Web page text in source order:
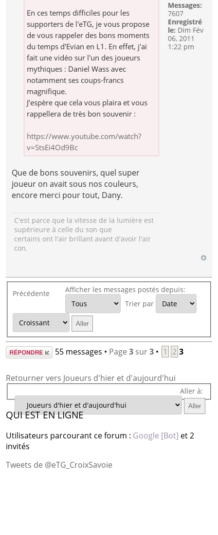
En ces temps difficiles pour les
supporters de l'eTG, je vous propose
de vous rappeler des bons moments
du temps d'Evian en L1. En effet, j'ai
fait une vidéo sur l'un des joueurs
mythiques : Daniel Wass avec
notamment ses coups-francs
magnifique.
J’espère que cela vous plaira et vous
rappellera de très bon souvenir :
https://www.youtube.com/watch?
v=StsEi4Od9Bc
Que de bons souvenirs, quel super
joueur on avait sous nos couleurs,
encore merci pour tout, Dany.
C'est parce que la vitesse de la lumière est
supérieure à celle du son que
certains ont l'air brillant avant d'avoir l'air
con.
Messages:
7607
Enregistré
le: Dim Fév
06, 2011
1:22 pm
Précédente
Afficher les messages postés depuis:
Trier par
Répondre 55 messages • Page 3sur3• 1 2 3
Retourner vers Joueurs d'hier et d'aujourd'hui
Aller à:
QUI EST EN LIGNE
Utilisateurs parcourant ce forum : Google [Bot] et 2
invités
Tweets de @eTG_CroixSavoie